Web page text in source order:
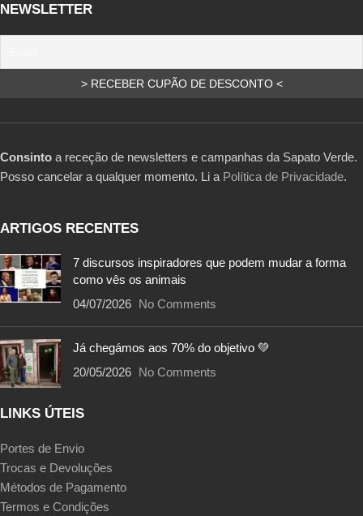
NEWSLETTER
Consinto a receção de newsletters e campanhas da Sapato Verde.
Posso cancelar a qualquer momento. Li a Política de Privacidade.
ARTIGOS RECENTES
7 discursos inspiradores que podem mudar a forma
como vês os animais
04/07/2026 No Comments
Já chegámos aos 70% do objetivo 💚
20/05/2026 No Comments
LINKS ÚTEIS
Portes de Envio
Trocas e Devoluções
Métodos de Pagamento
Termos e Condições